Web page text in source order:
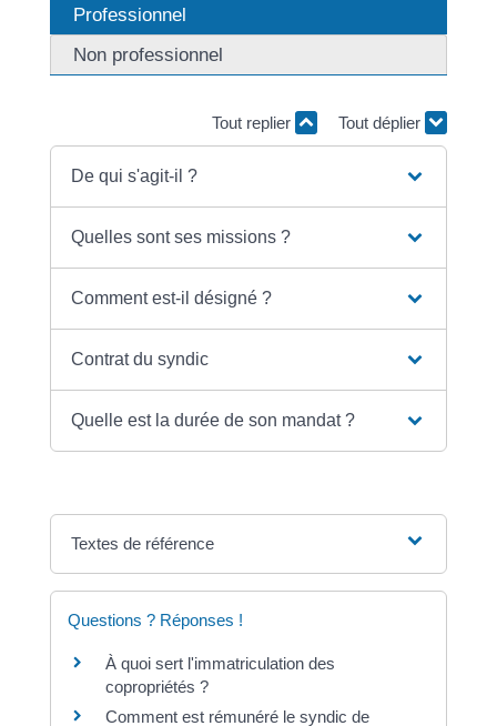
Professionnel
Non professionnel
Tout replier Tout déplier
De qui s'agit-il ?
Quelles sont ses missions ?
Comment est-il désigné ?
Contrat du syndic
Quelle est la durée de son mandat ?
Textes de référence
Questions ? Réponses !
À quoi sert l'immatriculation des
copropriétés ?
Comment est rémunéré le syndic de